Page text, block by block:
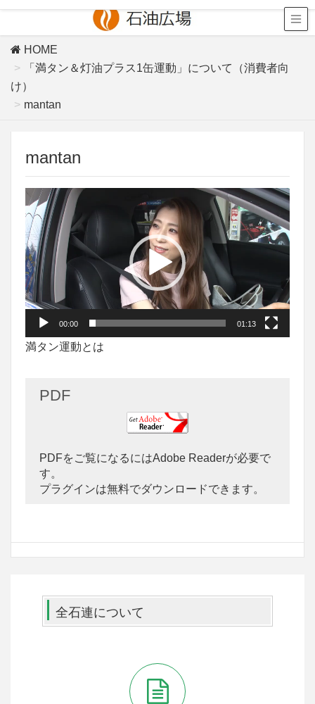
HOME
「満タン＆灯油プラス1缶運動」について（消費者向
け）
mantan
mantan
動
画
プ
レ
ー
ヤ
ー
00:00 01:13
満タン運動とは
PDF
PDFをご覧になるにはAdobe Readerが必要で
す。
プラグインは無料でダウンロードできます。
全石連について